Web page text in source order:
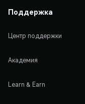
Поддержка
Центр поддержки
Академия
Learn & Earn